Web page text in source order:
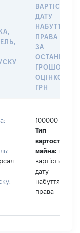
ВАРТІСТЬ
ДАТУ
НАБУТТЯ
ПРАВА АБО
ЗА
ГРОШОВОЮ
ОЦІНКОЮ,
ГРН
100000
Тип
вартості
майна: це
вартість на
дату
набуття
права